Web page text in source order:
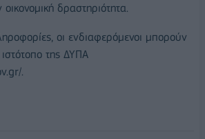
δραστηριότητα.
οι ενδιαφερόμενοι μπορούν
της ΔΥΠΑ
.